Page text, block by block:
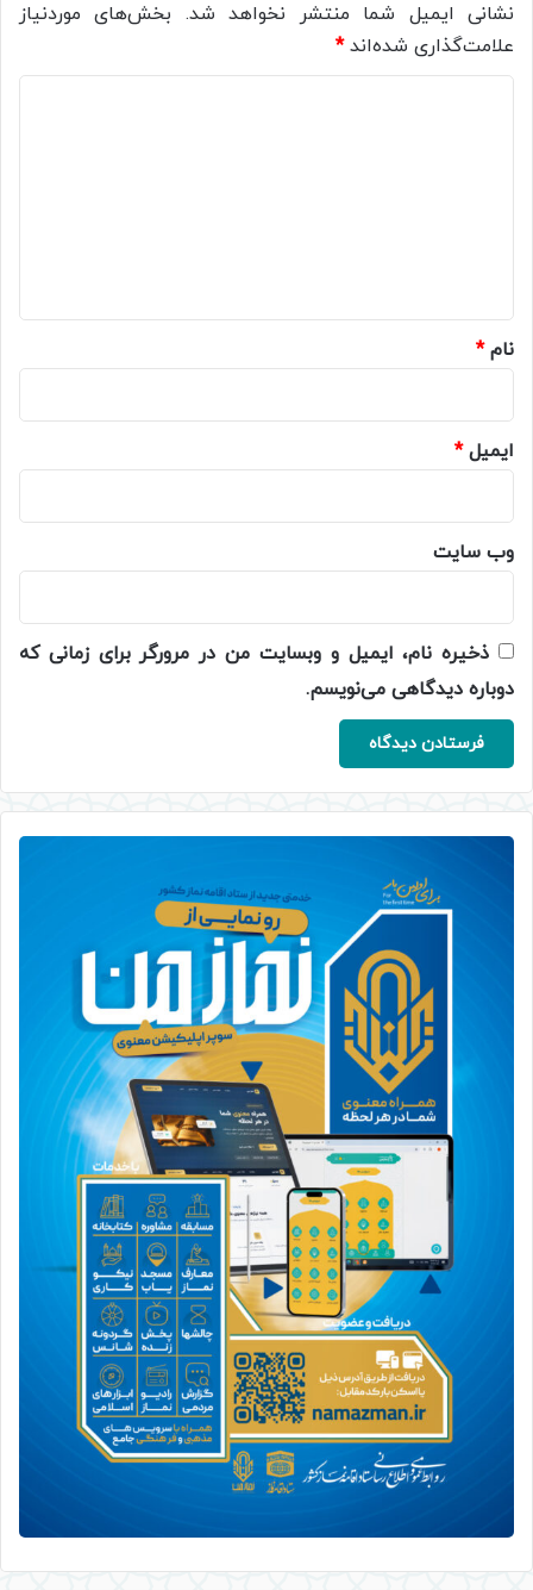
نشانی ایمیل شما منتشر نخواهد شد. بخش‌های موردنیاز
علامت‌گذاری شده‌اند*
نام*
ایمیل*
وب‌ سایت
ذخیره نام، ایمیل و وبسایت من در مرورگر برای زمانی که
دوباره دیدگاهی می‌نویسم.